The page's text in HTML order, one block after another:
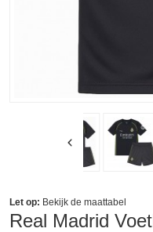
Real Madrid
Let op: Bekijk de maattabel